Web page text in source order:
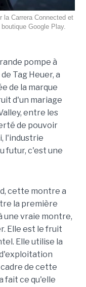
la Carrera Connected et
Google Play.
pompe à
Tag Heuer, a
de la marque
d'un mariage
entre les
de pouvoir
l'industrie
futur, c'est une
cette montre a
la première
une vraie montre,
Elle est le fruit
Elle utilise la
cadre de cette
fait ce qu'elle